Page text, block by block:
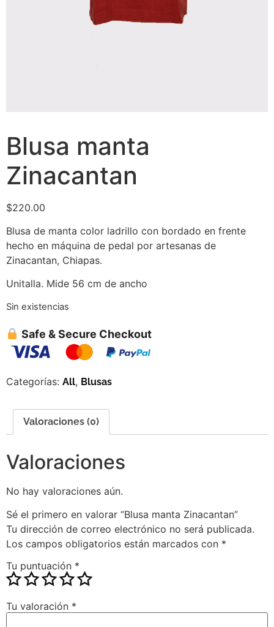
Blusa manta
Zinacantan
$220.00
Blusa de manta color ladrillo con bordado en frente
hecho en máquina de pedal por artesanas de
Zinacantan, Chiapas.
Unitalla. Mide 56 cm de ancho
Sin existencias
Safe & Secure Checkout
Categorías: All, Blusas
Valoraciones (0)
Valoraciones
No hay valoraciones aún.
Sé el primero en valorar “Blusa manta Zinacantan”
Tu dirección de correo electrónico no será publicada.
Los campos obligatorios están marcados con *
Tu puntuación *
Tu valoración *